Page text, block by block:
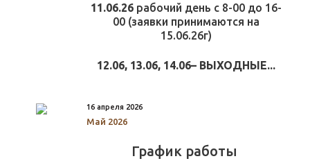
11.06.26 рабочий день с 8-00 до 16-
00 (заявки принимаются на
15.06.26г)
12.06, 13.06, 14.06– ВЫХОДНЫЕ...
16 апреля 2026
Май 2026
График работы